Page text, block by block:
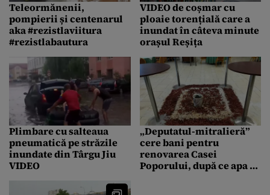
Teleormănenii,
pompierii și centenarul
aka #rezistlaviitura
#rezistlabautura
VIDEO de coșmar cu
ploaie torențială care a
inundat în câteva minute
orașul Reșița
Plimbare cu salteaua
pneumatică pe străzile
inundate din Târgu Jiu
VIDEO
„Deputatul-mitralieră”
cere bani pentru
renovarea Casei
Poporului, după ce apa a